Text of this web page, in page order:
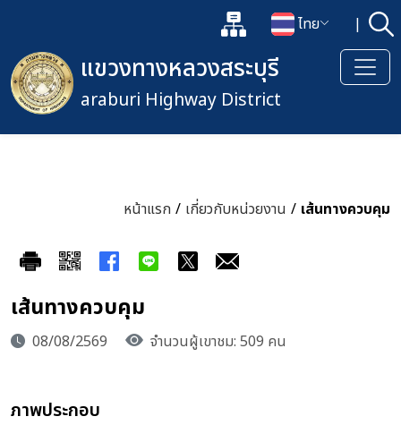
แผนผังเว็บไซต์
เปลี่ยนภาษา
ไทย | ค้
เปิดกล่องค้นหาข้อมูลหลักของเ
แขวงทางหลวงสระบุรี
araburi Highway District
หน้าแรก / เกี่ยวกับหน่วยงาน / เส้นทางควบคุม
เส้นทางควบคุม
08/08/2569 จำนวนผู้เขาชม: 509 คน
ภาพประกอบ